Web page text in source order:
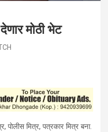
मोठी भेट
पाेलीस मित्र, पत्रकार मित्र बना.